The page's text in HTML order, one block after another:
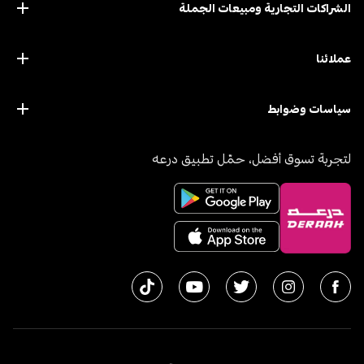
الشراكات التجارية ومبيعات الجملة
عملائنا
سياسات وضوابط
لتجربة تسوق أفضل، حمّل تطبيق درعه